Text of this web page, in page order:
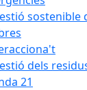
sostenible
dels
21